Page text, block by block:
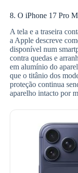
8. O iPhone 17 Pro
A tela e a traseira
a Apple descreve
disponível num
contra quedas e
em alumínio do
que o titânio dos
proteção continua
aparelho intacto por